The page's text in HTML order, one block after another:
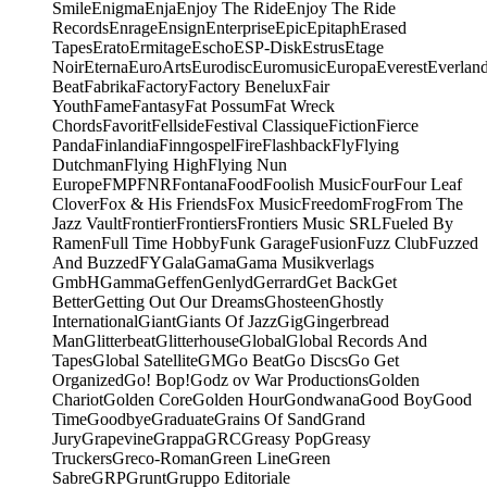
SmileEnigmaEnjaEnjoy The RideEnjoy The Ride
RecordsEnrageEnsignEnterpriseEpicEpitaphErased
TapesEratoErmitageEschoESP-DiskEstrusEtage
NoirEternaEuroArtsEurodiscEuromusicEuropaEverest
BeatFabrikaFactoryFactory BeneluxFair
YouthFameFantasyFat PossumFat Wreck
ChordsFavoritFellsideFestival ClassiqueFictionFierce
PandaFinlandiaFinngospelFireFlashbackFlyFlying
DutchmanFlying HighFlying Nun
EuropeFMPFNRFontanaFoodFoolish MusicFourFour Leaf
CloverFox & His FriendsFox MusicFreedomFrogFrom The
Jazz VaultFrontierFrontiersFrontiers Music SRLFueled By
RamenFull Time HobbyFunk GarageFusionFuzz ClubFuzzed
And BuzzedFYGalaGamaGama Musikverlags
GmbHGammaGeffenGenlydGerrardGet BackGet
BetterGetting Out Our DreamsGhosteenGhostly
InternationalGiantGiants Of JazzGigGingerbread
ManGlitterbeatGlitterhouseGlobalGlobal Records And
TapesGlobal SatelliteGMGo BeatGo DiscsGo Get
OrganizedGo! Bop!Godz ov War ProductionsGolden
ChariotGolden CoreGolden HourGondwanaGood BoyGood
TimeGoodbyeGraduateGrains Of SandGrand
JuryGrapevineGrappaGRCGreasy PopGreasy
TruckersGreco-RomanGreen LineGreen
SabreGRPGruntGruppo Editoriale